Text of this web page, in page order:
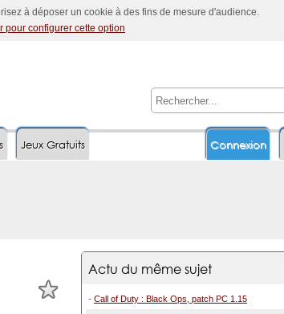
à déposer un cookie à des fins de mesure d'audience.
pour configurer cette option
Connexion
Jeux Gratuits
Actu du même sujet
- Call of Duty : Black Ops, patch PC 1.15